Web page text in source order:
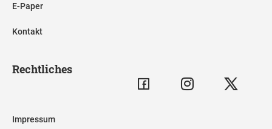
E-Paper
Kontakt
Rechtliches
Impressum